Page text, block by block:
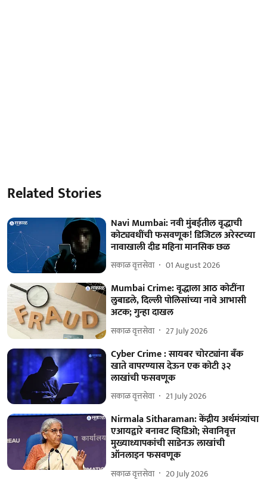
Related Stories
Navi Mumbai: नवी मुंबईतील वृद्धाची
कोट्यवधींची फसवणूक! डिजिटल अरेस्टच्या
नावाखाली दीड महिना मानसिक छळ
सकाळ वृत्तसेवा 01 August 2026
Mumbai Crime: वृद्धाला आठ कोटींना
लुबाडले, दिल्ली पोलिसांच्या नावे आभासी
अटक; गुन्हा दाखल
सकाळ वृत्तसेवा 27 July 2026
Cyber Crime : सायबर चोरट्यांना बँक
खाते वापरण्यास देऊन एक कोटी ३२
लाखांची फसवणूक
सकाळ वृत्तसेवा 21 July 2026
Nirmala Sitharaman: केंद्रीय अर्थमंत्र्यांचा
एआयद्वारे बनावट व्हिडिओ; सेवानिवृत्त
मुख्याध्यापकांची साडेनऊ लाखांची
ऑनलाइन फसवणूक
सकाळ वृत्तसेवा 20 July 2026